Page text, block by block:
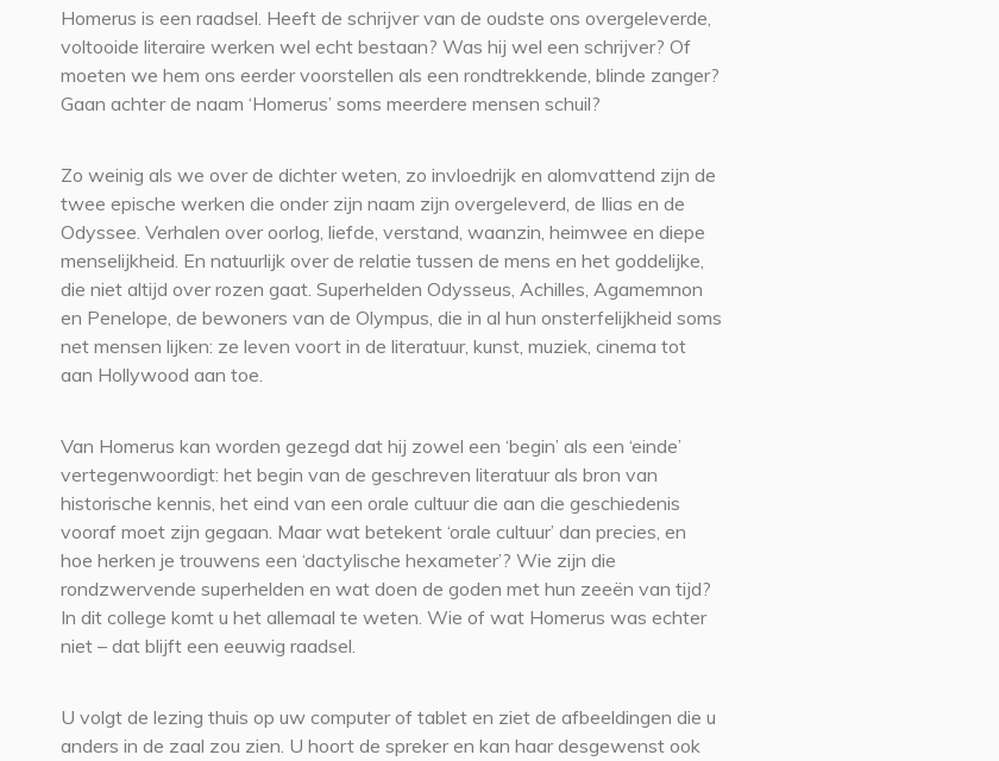
Homerus is een raadsel. Heeft de schrijver van de oudste ons overgeleverde,
voltooide literaire werken wel echt bestaan? Was hij wel een schrijver? Of
moeten we hem ons eerder voorstellen als een rondtrekkende, blinde zanger?
Gaan achter de naam ‘Homerus’ soms meerdere mensen schuil?
Zo weinig als we over de dichter weten, zo invloedrijk en alomvattend zijn de
twee epische werken die onder zijn naam zijn overgeleverd, de Ilias en de
Odyssee. Verhalen over oorlog, liefde, verstand, waanzin, heimwee en diepe
menselijkheid. En natuurlijk over de relatie tussen de mens en het goddelijke,
die niet altijd over rozen gaat. Superhelden Odysseus, Achilles, Agamemnon
en Penelope, de bewoners van de Olympus, die in al hun onsterfelijkheid soms
net mensen lijken: ze leven voort in de literatuur, kunst, muziek, cinema tot
aan Hollywood aan toe.
Van Homerus kan worden gezegd dat hij zowel een ‘begin’ als een ‘einde’
vertegenwoordigt: het begin van de geschreven literatuur als bron van
historische kennis, het eind van een orale cultuur die aan die geschiedenis
vooraf moet zijn gegaan. Maar wat betekent ‘orale cultuur’ dan precies, en
hoe herken je trouwens een ‘dactylische hexameter’? Wie zijn die
rondzwervende superhelden en wat doen de goden met hun zeeën van tijd?
In dit college komt u het allemaal te weten. Wie of wat Homerus was echter
niet – dat blijft een eeuwig raadsel.
U volgt de lezing thuis op uw computer of tablet en ziet de afbeeldingen die u
anders in de zaal zou zien. U hoort de spreker en kan haar desgewenst ook